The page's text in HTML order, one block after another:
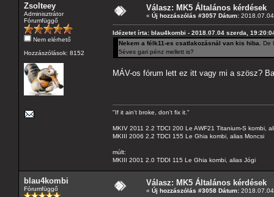
Zsolteey
Adminisztrátor
Fórumfüggő
Nem elérhető
Hozzászólások: 8152
Válasz: MK5 Általános kérdések
« Új hozzászólás #3057 Dátum:
Idézetet írta: blau4kombi - 2018.07.04 szerda,
Nekem a félk11-es csatlakozásnál van kis hiba.
De
5éves gari pénz mellett is?
MÁV-os fórum lett ez itt vagy mi a szösz?
"If it ain't broke, don't fix it."
MKIV 2011 2.2 TDCI 200 Le AWF21 Titanium-S kombi,
MKIII 2006 2.2 TDCI 155 Le Ghia kombi, alias Moncsi
múlt:
MKIII 2001 2.0 TDDI 115 Le Ghia kombi, alias Jógi
blau4kombi
Fórumfüggő
Válasz: MK5 Általános kérdések
« Új hozzászólás #3058 Dátum: